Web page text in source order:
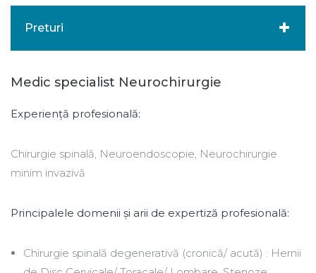
Preturi
Medic specialist Neurochirurgie
Experiență profesională:
Chirurgie spinală, Neuroendoscopie, Neurochirurgie
minim invazivă
Principalele domenii și arii de expertiză profesională:
Chirurgie spinală degenerativă (cronică/ acută) : Hernii